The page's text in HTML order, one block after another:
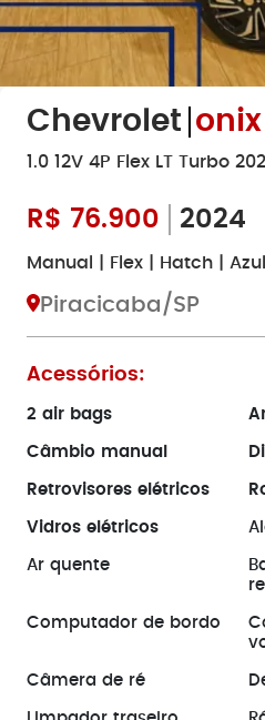
Chevrolet
1.0 12V 4P Flex LT Turbo
R$ 76.900 2024
Manual | Flex | Hatch | Azul
Piracicaba/SP
Acessórios:
2 air bags
Câmbio manual
Retrovisores elétricos
Vidros elétricos
Ar quente
Computador de bordo
Câmera de ré